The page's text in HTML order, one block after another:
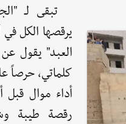
تبقى لـ
يرقصها الكل
العبد" يقول
كلماتي، حرصاً
أداء موال
رقصة طيبة